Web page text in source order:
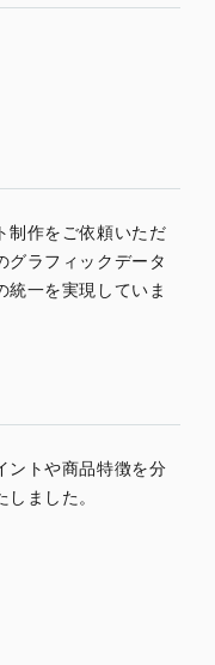
制作をご依頼いただ
グラフィックデータ
統一を実現していま
ントや商品特徴を分
ました。